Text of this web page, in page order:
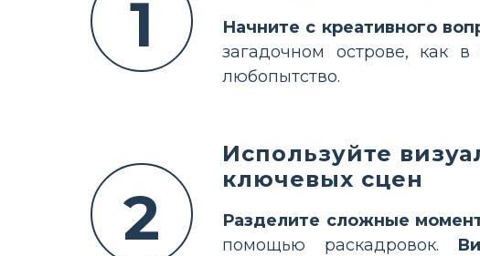
1 Начните с креативного
загадочном острове, как в
любопытство.
2
Используйте
ключевых сцен
Разделите сложные
помощью раскадровок.